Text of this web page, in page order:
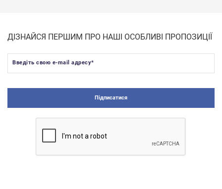
ДІЗНАЙСЯ ПЕРШИМ ПРО НАШІ ОСОБЛИВІ ПРОПОЗИЦІЇ
Введіть свою e-mail адресу*
Підписатися